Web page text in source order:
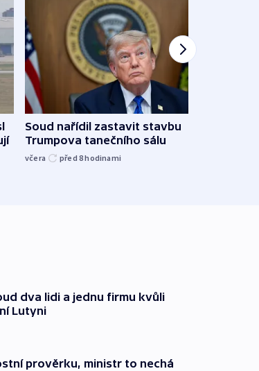
Soud nařídil zastavit stavbu
Trumpova tanečního sálu
včera před 8hodinami
dva lidi a jednu firmu kvůli
Lutyni
prověrku, ministr to nechá